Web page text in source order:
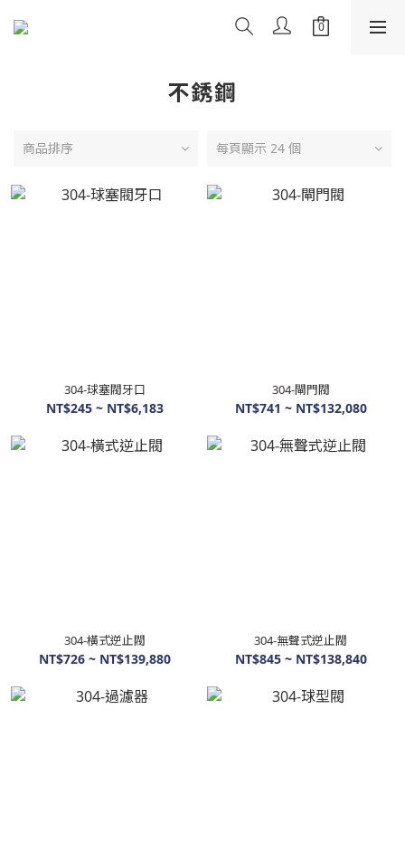
不銹鋼
商品排序 每頁顯示 24 個
304-球塞閥牙口
NT$245 ~ NT$6,183
304-閘門閥
NT$741 ~ NT$132,080
304-橫式逆止閥
NT$726 ~ NT$139,880
304-無聲式逆止閥
NT$845 ~ NT$138,840